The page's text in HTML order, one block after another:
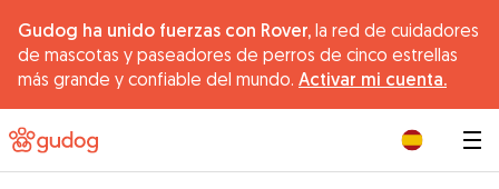
Gudog ha unido fuerzas con Rover, la red de cuidadores
de mascotas y paseadores de perros de cinco estrellas
más grande y confiable del mundo. Activar mi cuenta.